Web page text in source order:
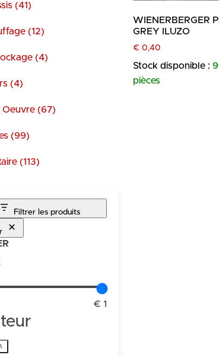
(41)
(12)
(4)
(4)
Oeuvre (67)
(99)
(113)
Filtrer les produits
€ 1
WIENERBERGER
GREY ILUZO
€ 0,40
Stock disponible :
pièces